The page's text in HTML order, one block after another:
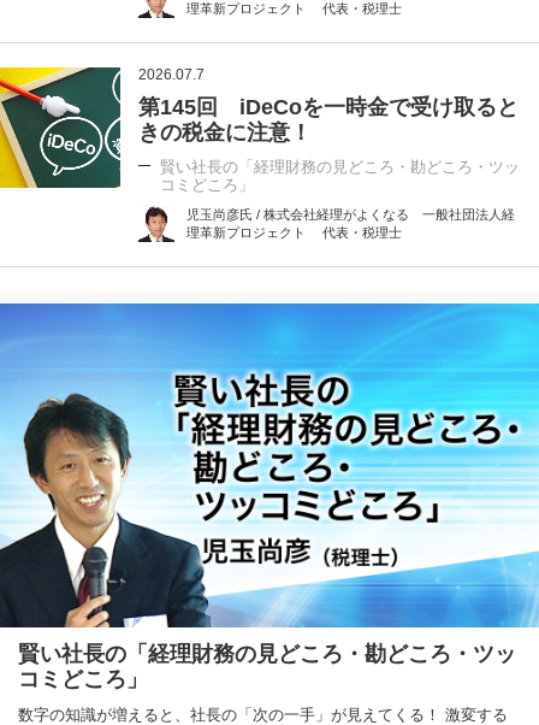
理革新プロジェクト 代表・税理士
2026.07.7
第145回 iDeCoを一時金で受け取ると
きの税金に注意！
賢い社長の「経理財務の見どころ・勘どころ・ツッ
コミどころ」
児玉尚彦氏 / 株式会社経理がよくなる 一般社団法人経
理革新プロジェクト 代表・税理士
賢い社長の「経理財務の見どころ・勘どころ・ツッ
コミどころ」
数字の知識が増えると、社長の「次の一手」が見えてくる！ 激変する